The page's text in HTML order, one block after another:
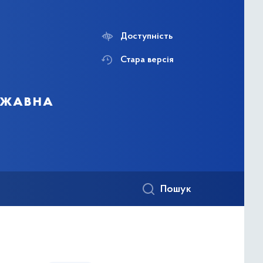
Доступність
Стара версія
Пошук